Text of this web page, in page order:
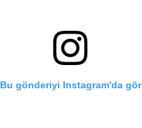
Bu gönderiyi Instagram'da gör